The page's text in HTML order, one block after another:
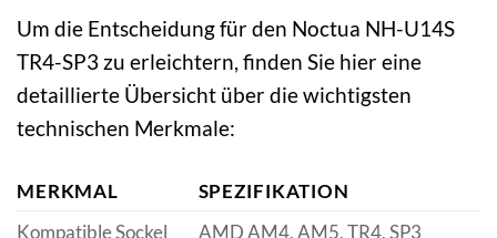
Um die Entscheidung für den Noctua NH-U14S
TR4-SP3 zu erleichtern, finden Sie hier eine
detaillierte Übersicht über die wichtigsten
technischen Merkmale:
MERKMAL
SPEZIFIKATION
Kompatible Sockel
AMD AM4, AM5, TR4, SP3